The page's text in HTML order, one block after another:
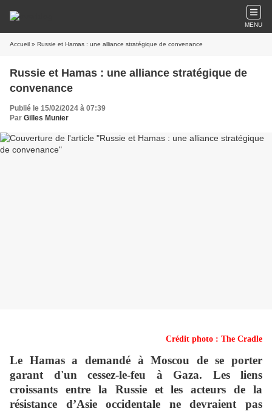
MENU
Accueil » Russie et Hamas : une alliance stratégique de convenance
Russie et Hamas : une alliance stratégique de
convenance
Publié le 15/02/2024 à 07:39
Par Gilles Munier
Crédit photo : The Cradle
Le Hamas a demandé à Moscou de se porter
garant d'un cessez-le-feu à Gaza. Les liens
croissants entre la Russie et les acteurs de la
résistance d’Asie occidentale ne devraient pas